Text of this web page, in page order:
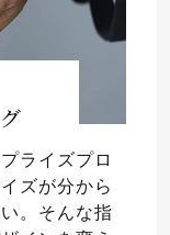
ライズプロ
ズが分から
。そんな指